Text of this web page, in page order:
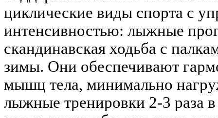
циклические виды спорта с
интенсивностью: лыжные
скандинавская ходьба с
зимы. Они обеспечивают
мышц тела, минимально
лыжные тренировки 2-3 раза